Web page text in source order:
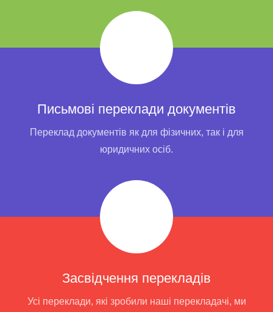
Письмові переклади документів
Переклад документів як для фізичних, так і для
юридичних осіб.
Засвідчення перекладів
Усі переклади, які зробили наші перекладачі, ми